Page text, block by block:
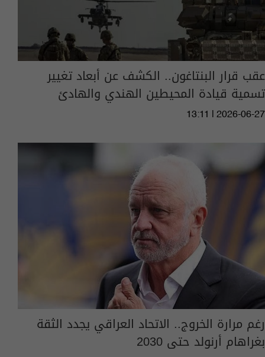
عقب قرار البنتاغون.. الكشف عن أبعاد تغيير
تسمية قيادة المحيطين الهندي والهادئ
13:11 | 2026-06-27
رغم مرارة الخروج.. الاتحاد العراقي يجدد الثقة
بغراهام أرنولد حتى 2030